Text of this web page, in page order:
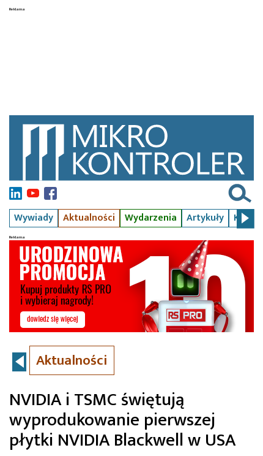
Wywiady Aktualności Wydarzenia Artykuły Kursy
Aktualności
NVIDIA i TSMC świętują
wyprodukowanie pierwszej
płytki NVIDIA Blackwell w USA